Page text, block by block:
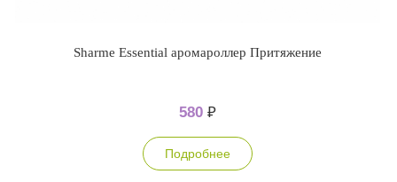
Sharme Essential аромароллер Притяжение
580 ₽
Подробнее